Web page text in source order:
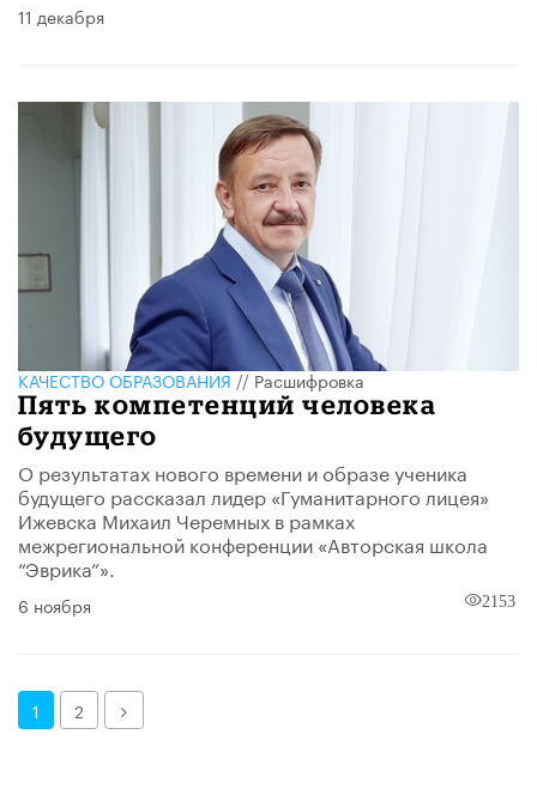
11 декабря
КАЧЕСТВО ОБРАЗОВАНИЯ//Расшифровка
Пять компетенций человека
будущего
О результатах нового времени и образе ученика
будущего рассказал лидер «Гуманитарного лицея»
Ижевска Михаил Черемных в рамках
межрегиональной конференции «Авторская школа
“Эврика”».
6 ноября 2153
1 2 Далее